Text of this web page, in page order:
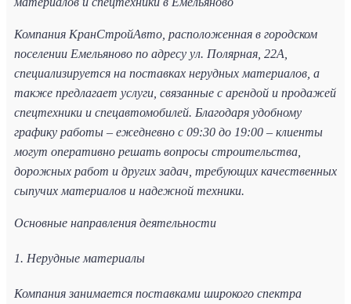
Компания КранСтройАвто, расположенная в городском
поселении Емельяново по адресу ул. Полярная, 22А,
специализируется на поставках нерудных материалов, а
также предлагает услуги, связанные с арендой и продажей
спецтехники и спецавтомобилей. Благодаря удобному
графику работы – ежедневно с 09:30 до 19:00 – клиенты
могут оперативно решать вопросы строительства,
дорожных работ и других задач, требующих качественных
сыпучих материалов и надежной техники.
Основные направления деятельности
1. Нерудные материалы
Компания занимается поставками широкого спектра